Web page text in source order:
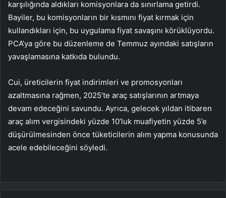
karşılığında aldıkları komisyonlara da sınırlama getirdi.
Bayiler, bu komisyonların bir kısmını fiyat kırmak için
kullandıkları için, bu uygulama fiyat savaşını körüklüyordu.
PCA’ya göre bu düzenleme de Temmuz ayındaki satışların
yavaşlamasına katkıda bulundu.
Cui, üreticilerin fiyat indirimleri ve promosyonları
azaltmasına rağmen, 2025’te araç satışlarının artmaya
devam edeceğini savundu. Ayrıca, gelecek yıldan itibaren
araç alım vergisindeki yüzde 10’luk muafiyetin yüzde 5’e
düşürülmesinden önce tüketicilerin alım yapma konusunda
acele edebileceğini söyledi.